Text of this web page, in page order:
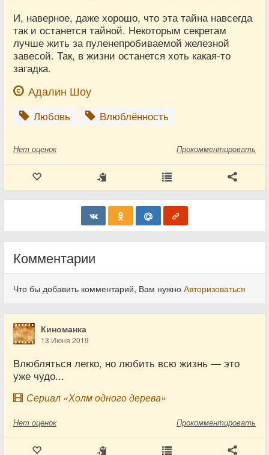
И, наверное, даже хорошо, что эта тайна навсегда
так и останется тайной. Некоторым секретам
лучше жить за пуленепробиваемой железной
завесой. Так, в жизни останется хоть какая-то
загадка.
Адалин Шоу
Любовь Влюблённость
Нет оценок Прокомментировать
Комментарии
Что бы добавить комментарий, Вам нужно Авторизоваться
Киноманка
13 Июня 2019
Влюбляться легко, но любить всю жизнь — это
уже чудо...
Сериал «Холм одного дерева»
Нет оценок Прокомментировать